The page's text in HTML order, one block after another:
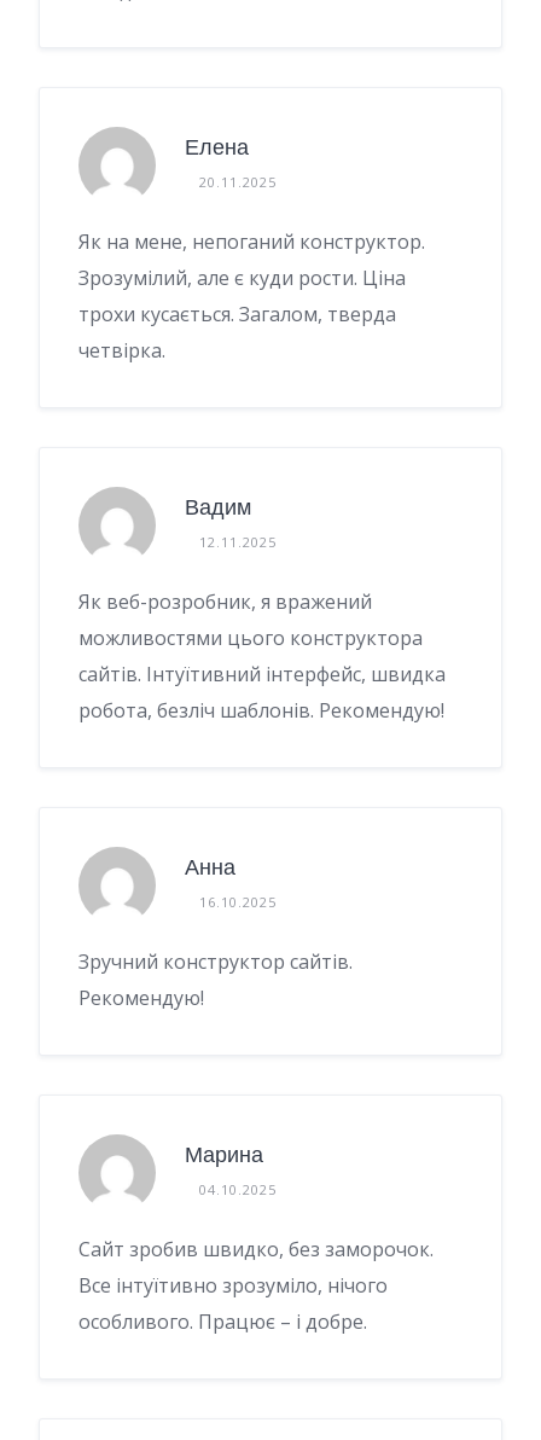
Елена
20.11.2025
Як на мене, непоганий конструктор.
Зрозумілий, але є куди рости. Ціна
трохи кусається. Загалом, тверда
четвірка.
Вадим
12.11.2025
Як веб-розробник, я вражений
можливостями цього конструктора
сайтів. Інтуїтивний інтерфейс, швидка
робота, безліч шаблонів. Рекомендую!
Анна
16.10.2025
Зручний конструктор сайтів.
Рекомендую!
Марина
04.10.2025
Сайт зробив швидко, без заморочок.
Все інтуїтивно зрозуміло, нічого
особливого. Працює – і добре.